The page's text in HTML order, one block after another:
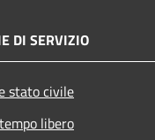
DI SERVIZIO
stato civile
libero